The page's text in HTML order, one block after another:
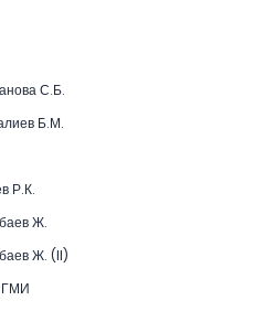
С.Б.
Б.М.
Р.К.
Ж.
Ж. (II)
ГМИ